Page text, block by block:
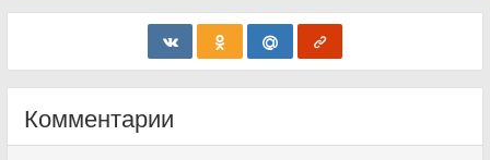
Комментарии